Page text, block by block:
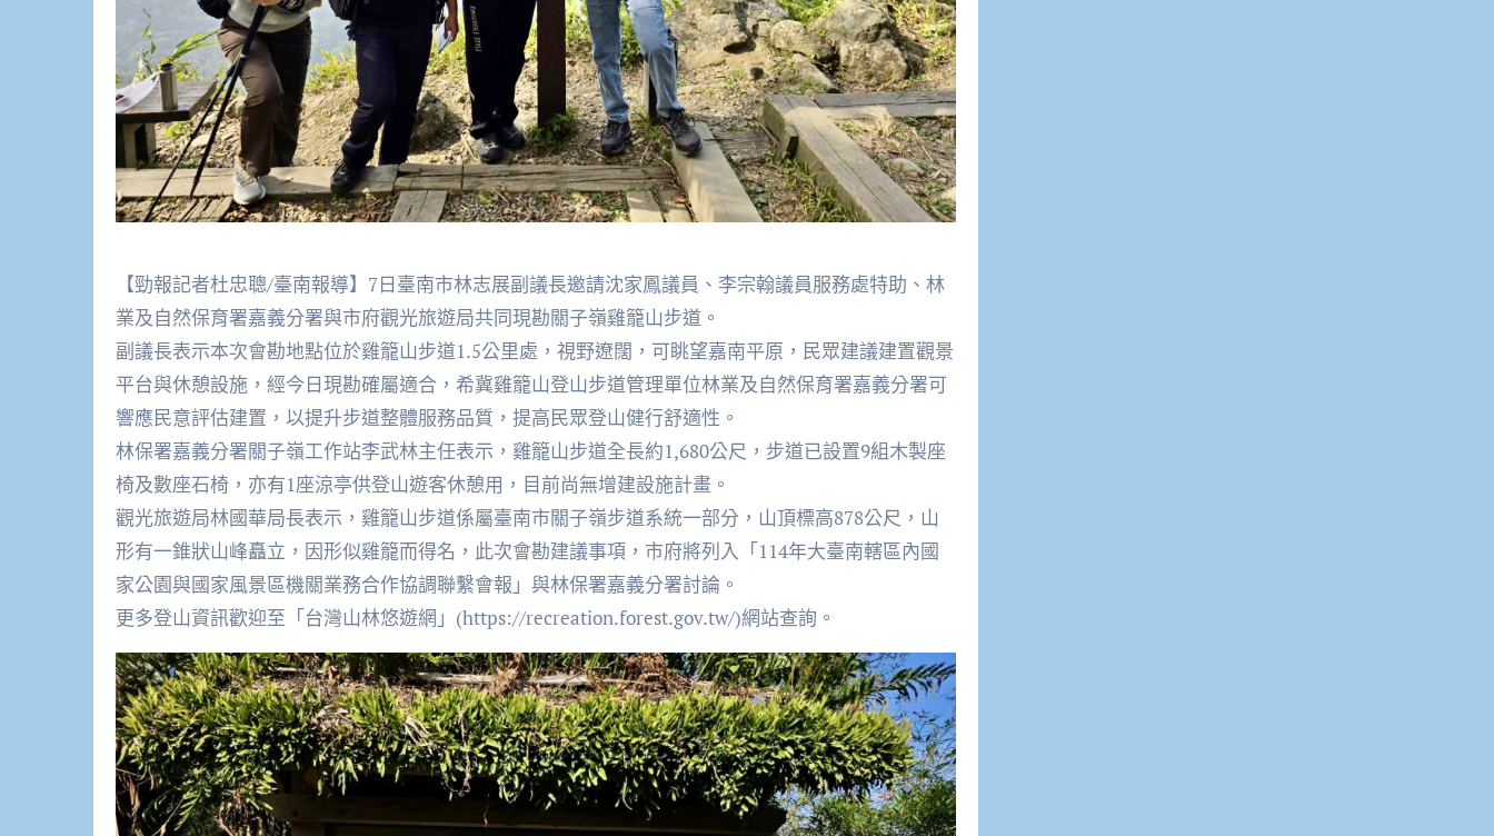
【勁報記者杜忠聰/臺南報導】7日臺南市林志展副議長邀請沈家鳳議員、李宗翰議員服務處特助、林
業及自然保育署嘉義分署與市府觀光旅遊局共同現勘關子嶺雞籠山步道。
副議長表示本次會勘地點位於雞籠山步道1.5公里處，視野遼闊，可眺望嘉南平原，民眾建議建置觀景
平台與休憩設施，經今日現勘確屬適合，希冀雞籠山登山步道管理單位林業及自然保育署嘉義分署可
響應民意評估建置，以提升步道整體服務品質，提高民眾登山健行舒適性。
林保署嘉義分署關子嶺工作站李武林主任表示，雞籠山步道全長約1,680公尺，步道已設置9組木製座
椅及數座石椅，亦有1座涼亭供登山遊客休憩用，目前尚無增建設施計畫。
觀光旅遊局林國華局長表示，雞籠山步道係屬臺南市關子嶺步道系統一部分，山頂標高878公尺，山
形有一錐狀山峰矗立，因形似雞籠而得名，此次會勘建議事項，市府將列入「114年大臺南轄區內國
家公園與國家風景區機關業務合作協調聯繫會報」與林保署嘉義分署討論。
更多登山資訊歡迎至「台灣山林悠遊網」(https://recreation.forest.gov.tw/)網站查詢。